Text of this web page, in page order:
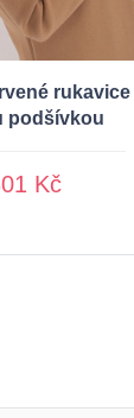
rukavice
podšívkou
Kč